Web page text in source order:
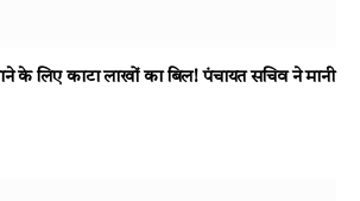
के लिए काटा लाखों का बिल! पंचायत सचिव ने मानी